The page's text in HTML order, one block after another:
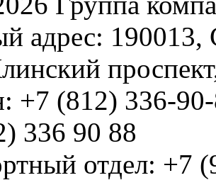
адрес: 190013,
+7 (812) 336-
336 90 88
отдел: +7